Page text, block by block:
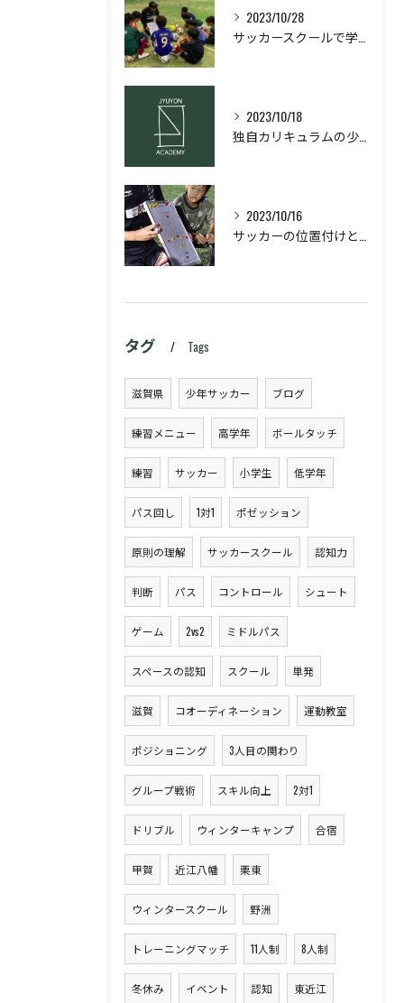
2023/10/28
2023/10/18
2023/10/16
タグ Tags
滋賀県 少年サッカー ブログ
練習メニュー 高学年 ボールタッチ
練習 サッカー 小学生 低学年
パス回し 1対1 ポゼッション
原則の理解 サッカースクール 認知力
判断 パス コントロール シュート
ゲーム 2vs2 ミドルパス
スペースの認知 スクール 単発
滋賀 コオーディネーション 運動教室
ポジショニング 3人目の関わり
グループ戦術 スキル向上 2対1
ドリブル ウィンターキャンプ 合宿
甲賀 近江八幡 栗東
ウィンタースクール 野洲
トレーニングマッチ 11人制 8人制
冬休み イベント 認知 東近江